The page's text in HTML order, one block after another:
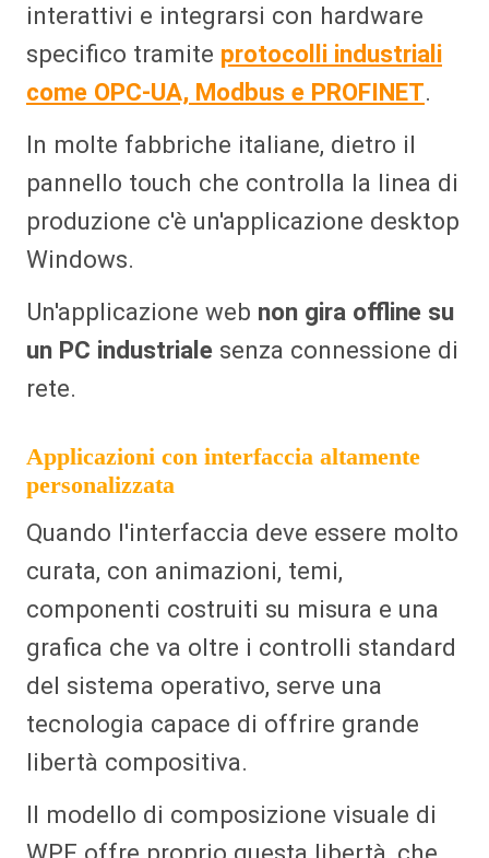
interattivi e integrarsi con hardware
specifico tramite protocolli industriali
come OPC-UA, Modbus e PROFINET.
In molte fabbriche italiane, dietro il
pannello touch che controlla la linea di
produzione c'è un'applicazione desktop
Windows.
Un'applicazione web non gira offline su
un PC industriale senza connessione di
rete.
Applicazioni con interfaccia altamente
personalizzata
Quando l'interfaccia deve essere molto
curata, con animazioni, temi,
componenti costruiti su misura e una
grafica che va oltre i controlli standard
del sistema operativo, serve una
tecnologia capace di offrire grande
libertà compositiva.
Il modello di composizione visuale di
WPF offre proprio questa libertà, che